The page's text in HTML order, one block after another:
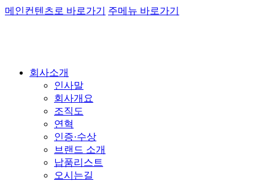
메인컨텐츠로 바로가기 주메뉴 바로가기
회사소개
인사말
회사개요
조직도
연혁
인증·수상
브랜드 소개
납품리스트
오시는길